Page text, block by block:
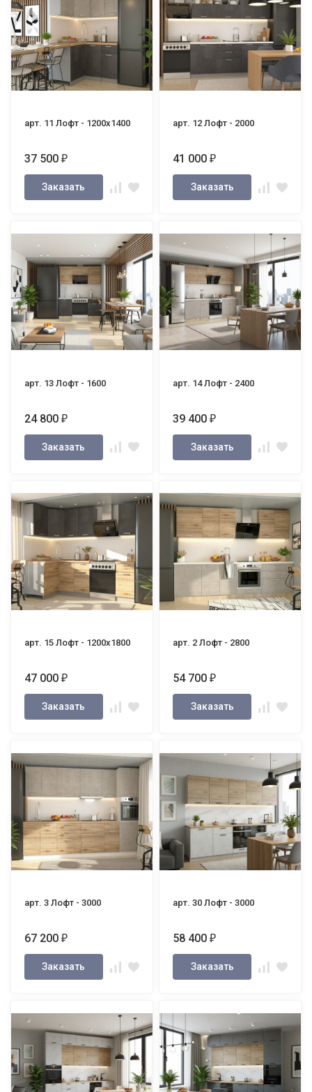
арт. 11 Лофт - 1200х1400
37 500₽
Заказать
арт. 12 Лофт - 2000
41 000₽
Заказать
арт. 13 Лофт - 1600
24 800₽
Заказать
арт. 14 Лофт - 2400
39 400₽
Заказать
арт. 15 Лофт - 1200х1800
47 000₽
Заказать
арт. 2 Лофт - 2800
54 700₽
Заказать
арт. 3 Лофт - 3000
67 200₽
Заказать
арт. 30 Лофт - 3000
58 400₽
Заказать